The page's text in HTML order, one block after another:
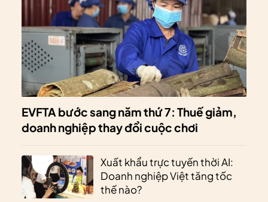
EVFTA bước sang năm thứ 7: Thuế giảm,
doanh nghiệp thay đổi cuộc chơi
Xuất khẩu trực tuyến thời AI:
Doanh nghiệp Việt tăng tốc
thế nào?